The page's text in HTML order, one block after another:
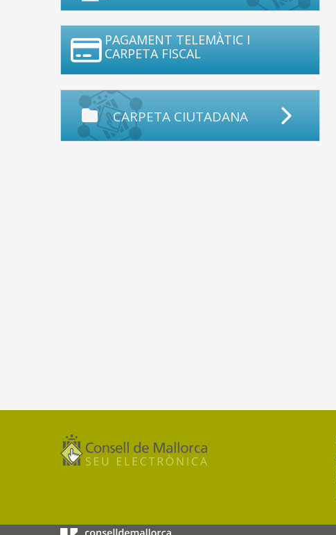
PAGAMENT TELEMÀTIC I
CARPETA FISCAL
CARPETA CIUTADANA